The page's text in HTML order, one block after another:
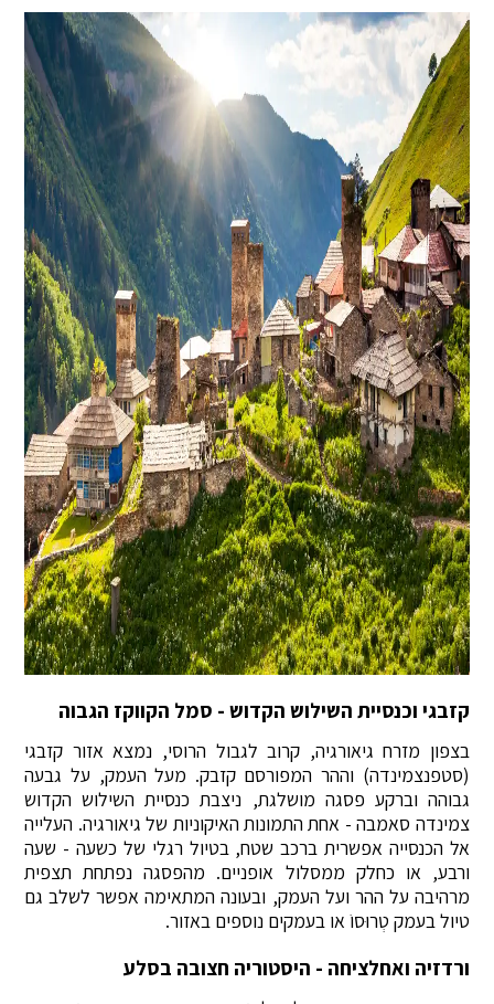
קזבגי וכנסיית השילוש הקדוש - סמל הקווקז הגבוה
בצפון מזרח גיאורגיה, קרוב לגבול הרוסי, נמצא אזור קזבגי
(סטפנצמינדה) וההר המפורסם קזבק. מעל העמק, על גבעה
גבוהה וברקע פסגה מושלגת, ניצבת כנסיית השילוש הקדוש
צמינדה סאמבה - אחת התמונות האיקוניות של גיאורגיה. העלייה
אל הכנסייה אפשרית ברכב שטח, בטיול רגלי של כשעה - שעה
ורבע, או כחלק ממסלול אופניים. מהפסגה נפתחת תצפית
מרהיבה על ההר ועל העמק, ובעונה המתאימה אפשר לשלב גם
טיול בעמק טְרוּסוֹ או בעמקים נוספים באזור.
ורדזיה ואחלציחה - היסטוריה חצובה בסלע